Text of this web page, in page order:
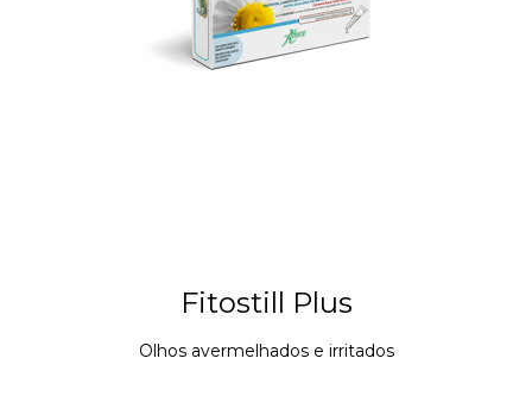
Fitostill Plus
Olhos avermelhados e irritados